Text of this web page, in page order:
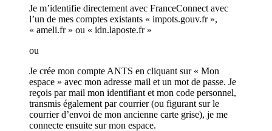
Je m’identifie directement avec FranceConnect avec
l’un de mes comptes existants « impots.gouv.fr »,
« ameli.fr » ou « idn.laposte.fr »
ou
Je crée mon compte ANTS en cliquant sur « Mon
espace » avec mon adresse mail et un mot de passe. Je
reçois par mail mon identifiant et mon code personnel,
transmis également par courrier (ou figurant sur le
courrier d’envoi de mon ancienne carte grise), je me
connecte ensuite sur mon espace.